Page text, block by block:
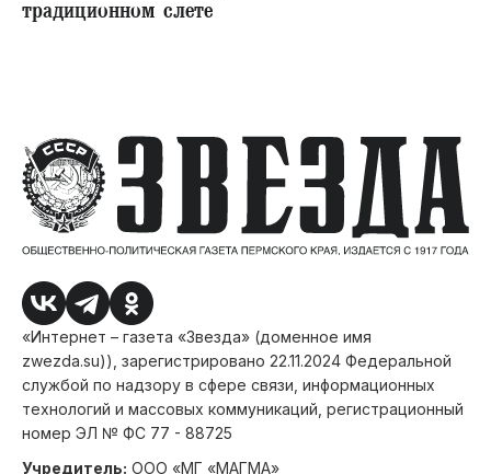
традиционном слете
«Интернет – газета «Звезда» (доменное имя
zwezda.su)), зарегистрировано 22.11.2024 Федеральной
службой по надзору в сфере связи, информационных
технологий и массовых коммуникаций, регистрационный
номер ЭЛ № ФС 77 - 88725
Учредитель: ООО «МГ «МАГМА»